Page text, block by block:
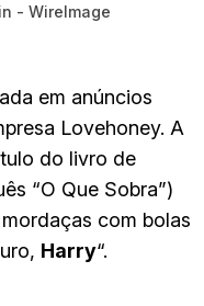
- WireImage
em anúncios
Lovehoney. A
do livro de
“O Que Sobra”)
com bolas
Harry“.